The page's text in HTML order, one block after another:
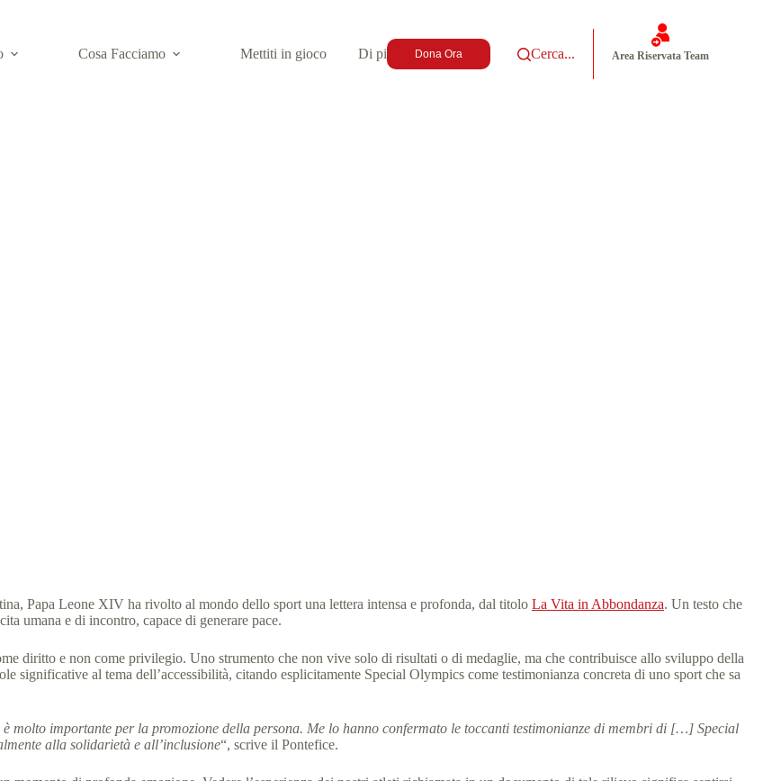
Cosa Facciamo Mettiti in gioco Di più Dona Ora Cerca... Area Riservata Team
Papa Leone XIV ha rivolto al mondo dello sport una lettera intensa e profonda, dal titolo La Vita in Abbondanza. Un testo che
umana e di incontro, capace di generare pace.
diritto e non come privilegio. Uno strumento che non vive solo di risultati o di medaglie, ma che contribuisce allo sviluppo della
significative al tema dell’accessibilità, citando esplicitamente Special Olympics come testimonianza concreta di uno sport che sa
molto importante per la promozione della persona. Me lo hanno confermato le toccanti testimonianze di membri di […] Special
alla solidarietà e all’inclusione“, scrive il Pontefice.